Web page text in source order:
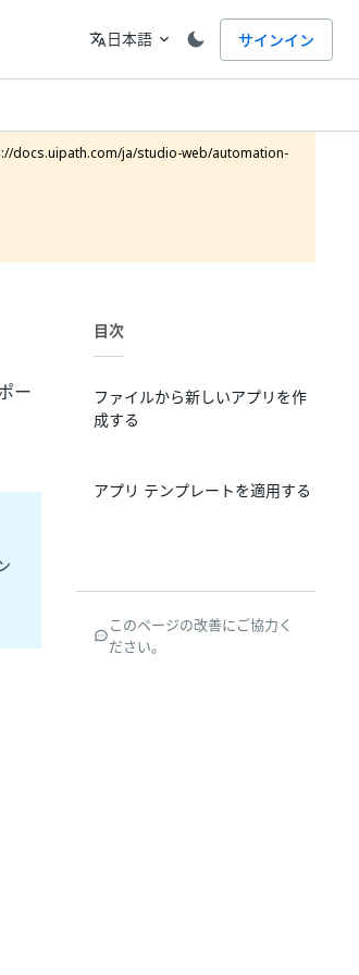
言語
translate日本語 expand_more サインイン
docs.uipath.com/ja/studio-web/automation-
ー
目次
ファイルから新しいアプリを作
成する
アプリ テンプレートを適用する
このページの改善にご協力く
ださい。